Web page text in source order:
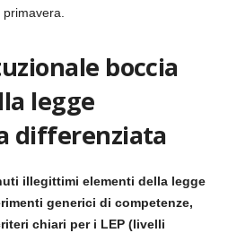
boccia
legge
differenziata
illegittimi elementi della legge
generici di competenze,
chiari per i LEP (livelli